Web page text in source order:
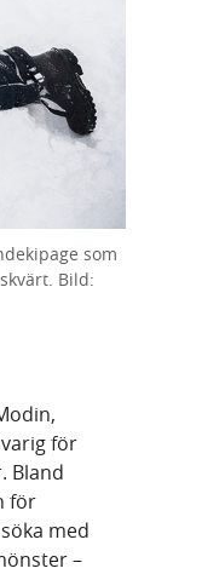
som
Bild:
för
Bland
för
med
–